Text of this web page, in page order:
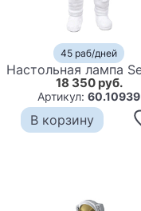
45 раб/дней
18 350 руб.
Артикул:60.10939
В корзину